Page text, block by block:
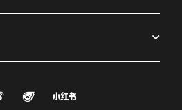
一扫
微博
开新窗口
飞猪
打开新窗口打开新窗口